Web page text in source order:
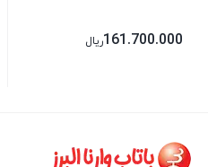
161.700.000ریال